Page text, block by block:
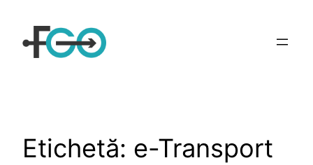
conținut
Etichetă: e-Transport